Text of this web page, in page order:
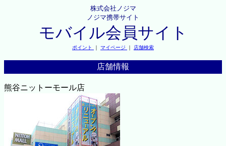
株式会社ノジマ
ノジマ携帯サイト
モバイル会員サイト
ポイント ｜ マイページ ｜ 店舗検索
店舗情報
熊谷ニットーモール店